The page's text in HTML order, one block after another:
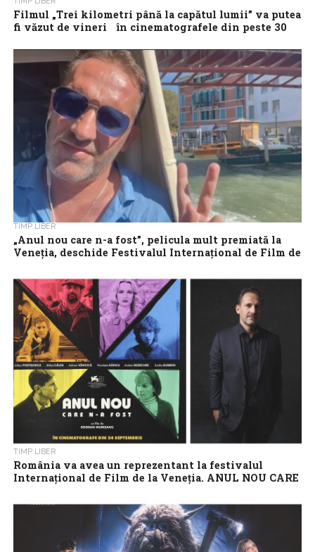
Filmul „Trei kilometri până la capătul lumii” va putea
fi văzut de vineri în cinematografele din peste 30
Așteptarea a luat sfârșit: Trei kilometri până la capătul lumii
regizat de Emanuel Pârvu, selectat anul acesta în Competiția
Oficială de la...
TIMP LIBER
„Anul nou care n-a fost”, pelicula mult premiată la
Veneția, deschide Festivalul Internațional de Film de
Filmul „Anul nou care n-a fost”, regizat de Bogdan Mureșanu, va
deschide cea de-a XX-a ediție a Bucharest International Film
Festival (BIFF),...
TIMP LIBER
România va avea un reprezentant la festivalul
Internațional de Film de la Veneția. ANUL NOU CARE
Bogdan Mureșanu, va avea premiera mondială
ANUL NOU CARE N-A FOST / THE NEW YEAR THAT NEVER
CAME, primul lungmetraj de ficțiune al regizorului Bogdan
Mureșanu, a fost...